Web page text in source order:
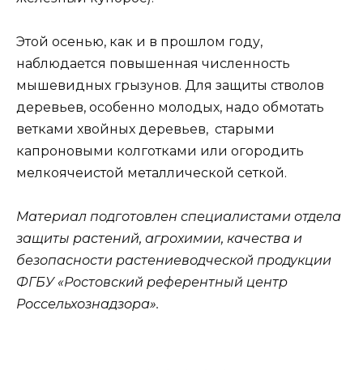
Этой осенью, как и в прошлом году,
наблюдается повышенная численность
мышевидных грызунов. Для защиты стволов
деревьев, особенно молодых, надо обмотать
ветками хвойных деревьев, старыми
капроновыми колготками или огородить
мелкоячеистой металлической сеткой.
Материал подготовлен специалистами отдела
защиты растений, агрохимии, качества и
безопасности растениеводческой продукции
ФГБУ «Ростовский референтный центр
Россельхознадзора».